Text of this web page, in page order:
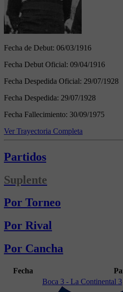
Fecha de Debut: 06/03/1916
Fecha Debut Oficial: 09/04/1916
Fecha Despedida Oficial: 29/07/1928
Fecha Despedida: 29/07/1928
Fecha Fallecimiento: 30/09/1975
Ver Trayectoria Completa
Partidos
Suplente
Por Torneo
Por Rival
Por Cancha
Fecha
Boca 3 - La Continental 3